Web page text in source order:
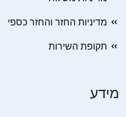
מדיניות החזר והחזר כספי
תקופת השירות
מידע